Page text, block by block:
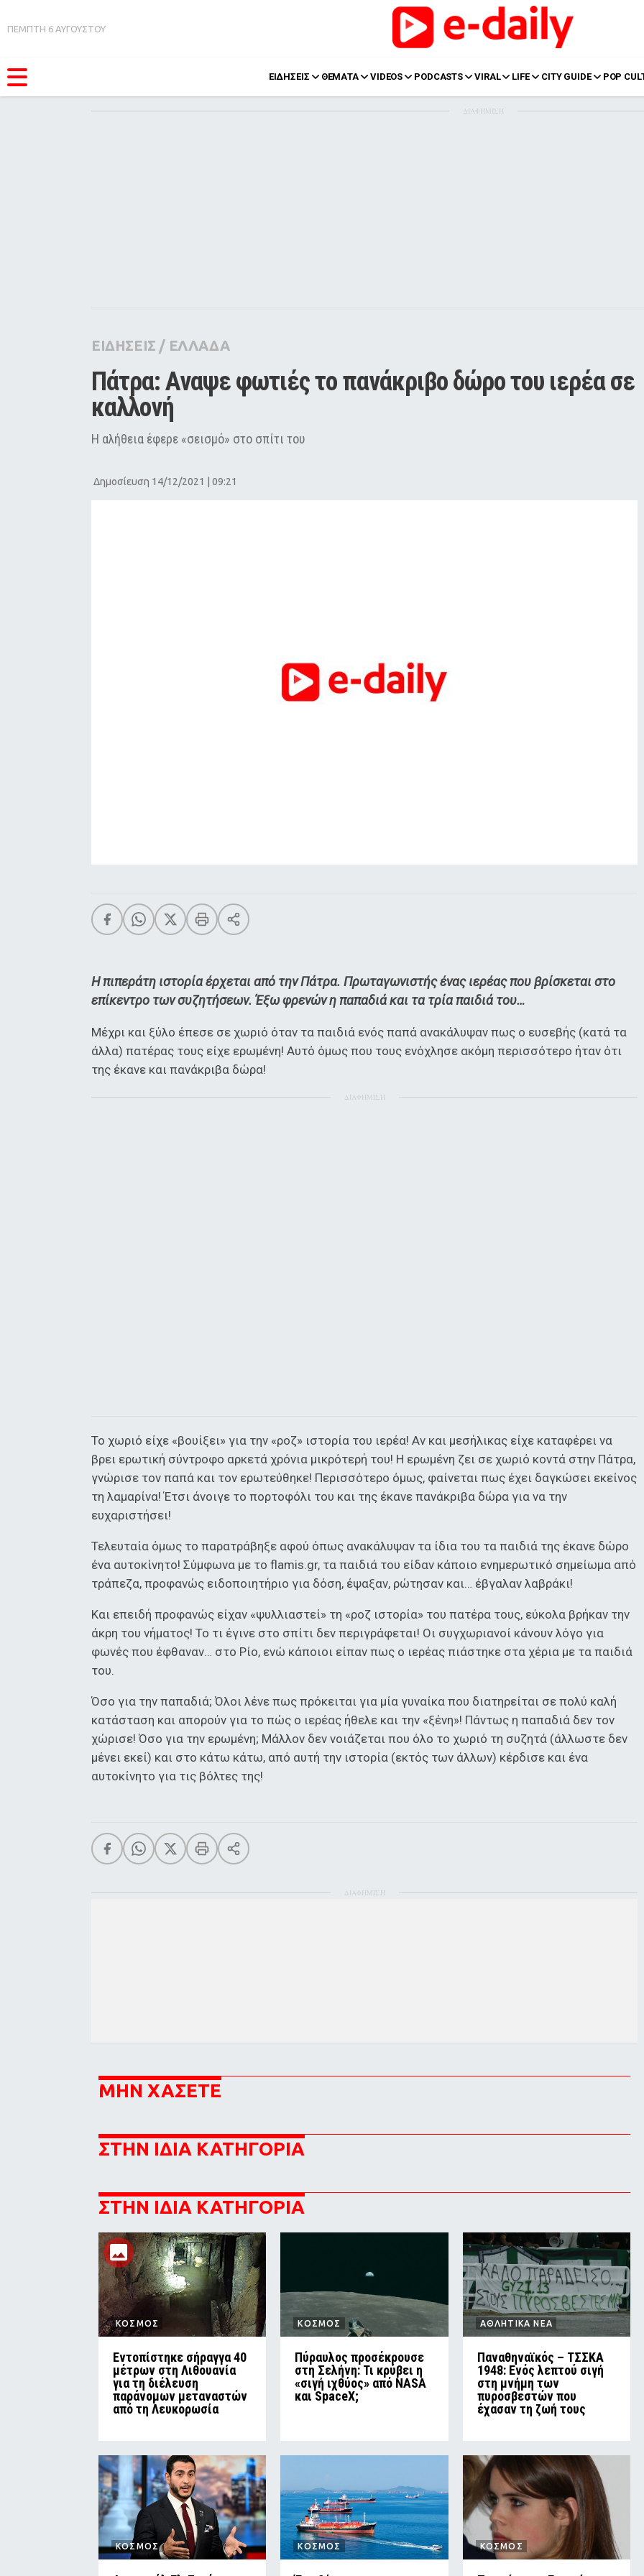
ΠΕΜΠΤΗ 6 ΑΥΓΟΥΣΤΟΥ
ΕΙΔΗΣΕΙΣ ΘΕΜΑΤΑ VIDEOS PODCASTS VIRAL LIFE CITY GUIDE POP
Pop Culture
Agenda
ΔΙΑΦΗΜΙΣΗ
ΕΙΔΗΣΕΙΣ / ΕΛΛΑΔΑ
Πάτρα: Αναψε φωτιές το πανάκριβο δώρο του ιερέα σε
καλλονή
Η αλήθεια έφερε «σεισμό» στο σπίτι του
Δημοσίευση 14/12/2021 | 09:21
Η πιπεράτη ιστορία έρχεται από την Πάτρα. Πρωταγωνιστής ένας ιερέας που βρίσκεται στο
επίκεντρο των συζητήσεων. Έξω φρενών η παπαδιά και τα τρία παιδιά του…
Μέχρι και ξύλο έπεσε σε χωριό όταν τα παιδιά ενός παπά ανακάλυψαν πως ο ευσεβής (κατά τα
άλλα) πατέρας τους είχε ερωμένη! Αυτό όμως που τους ενόχλησε ακόμη περισσότερο ήταν ότι
της έκανε και πανάκριβα δώρα!
ΔΙΑΦΗΜΙΣΗ
Το χωριό είχε «βουίξει» για την «ροζ» ιστορία του ιερέα! Αν και μεσήλικας είχε καταφέρει να
βρει ερωτική σύντροφο αρκετά χρόνια μικρότερή του! Η ερωμένη ζει σε χωριό κοντά στην Πάτρα,
γνώρισε τον παπά και τον ερωτεύθηκε! Περισσότερο όμως, φαίνεται πως έχει δαγκώσει εκείνος
τη λαμαρίνα! Έτσι άνοιγε το πορτοφόλι του και της έκανε πανάκριβα δώρα για να την
ευχαριστήσει!
Τελευταία όμως το παρατράβηξε αφού όπως ανακάλυψαν τα ίδια του τα παιδιά της έκανε δώρο
ένα αυτοκίνητο! Σύμφωνα με το flamis.gr, τα παιδιά του είδαν κάποιο ενημερωτικό σημείωμα από
τράπεζα, προφανώς ειδοποιητήριο για δόση, έψαξαν, ρώτησαν και… έβγαλαν λαβράκι!
Και επειδή προφανώς είχαν «ψυλλιαστεί» τη «ροζ ιστορία» του πατέρα τους, εύκολα βρήκαν την
άκρη του νήματος! Το τι έγινε στο σπίτι δεν περιγράφεται! Οι συγχωριανοί κάνουν λόγο για
φωνές που έφθαναν… στο Ρίο, ενώ κάποιοι είπαν πως ο ιερέας πιάστηκε στα χέρια με τα παιδιά
του.
Όσο για την παπαδιά; Όλοι λένε πως πρόκειται για μία γυναίκα που διατηρείται σε πολύ καλή
κατάσταση και απορούν για το πώς ο ιερέας ήθελε και την «ξένη»! Πάντως η παπαδιά δεν τον
χώρισε! Όσο για την ερωμένη; Μάλλον δεν νοιάζεται που όλο το χωριό τη συζητά (άλλωστε δεν
μένει εκεί) και στο κάτω κάτω, από αυτή την ιστορία (εκτός των άλλων) κέρδισε και ένα
αυτοκίνητο για τις βόλτες της!
ΔΙΑΦΗΜΙΣΗ
ΜΗΝ ΧΑΣΕΤΕ
ΣΤΗΝ ΙΔΙΑ ΚΑΤΗΓΟΡΙΑ
ΣΤΗΝ ΙΔΙΑ ΚΑΤΗΓΟΡΙΑ
ΚΟΣΜΟΣ
Εντοπίστηκε σήραγγα 40
μέτρων στη Λιθουανία
για τη διέλευση
παράνομων μεταναστών
από τη Λευκορωσία
ΚΟΣΜΟΣ
Πύραυλος προσέκρουσε
στη Σελήνη: Τι κρύβει η
«σιγή ιχθύος» από NASA
και SpaceX;
ΑΘΛΗΤΙΚΑ ΝΕΑ
Παναθηναϊκός – ΤΣΣΚΑ
1948: Ενός λεπτού σιγή
στη μνήμη των
πυροσβεστών που
έχασαν τη ζωή τους
ΚΟΣΜΟΣ ΚΟΣΜΟΣ ΚΟΣΜΟΣ